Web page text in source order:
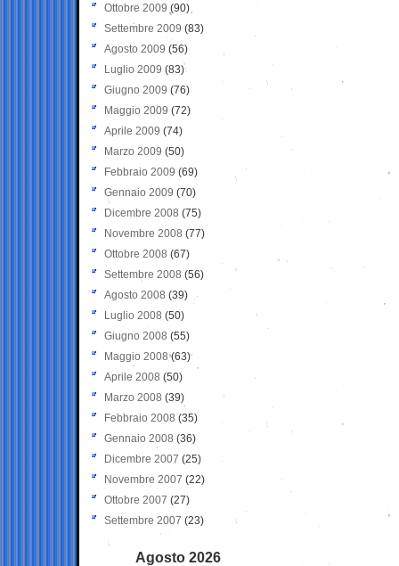
Ottobre 2009 (90)
Settembre 2009 (83)
Agosto 2009 (56)
Luglio 2009 (83)
Giugno 2009 (76)
Maggio 2009 (72)
Aprile 2009 (74)
Marzo 2009 (50)
Febbraio 2009 (69)
Gennaio 2009 (70)
Dicembre 2008 (75)
Novembre 2008 (77)
Ottobre 2008 (67)
Settembre 2008 (56)
Agosto 2008 (39)
Luglio 2008 (50)
Giugno 2008 (55)
Maggio 2008(63)
Aprile 2008 (50)
Marzo 2008 (39)
Febbraio 2008 (35)
Gennaio 2008 (36)
Dicembre 2007 (25)
Novembre 2007 (22)
Ottobre 2007 (27)
Settembre 2007 (23)
Agosto 2026